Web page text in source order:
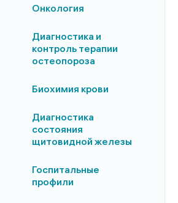
Онкология
Диагностика и
контроль терапии
остеопороза
Биохимия крови
Диагностика
состояния
щитовидной железы
Госпитальные
профили